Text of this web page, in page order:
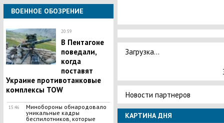
ВОЕННОЕ ОБОЗРЕНИЕ
20:59
В Пентагоне
поведали,
когда
поставят
Украине противотанковые
комплексы TOW
15:46
Минобороны обнародовало
уникальные кадры
беспилотников, которые
Загрузка...
Новости партнеров
КАРТИНА ДНЯ